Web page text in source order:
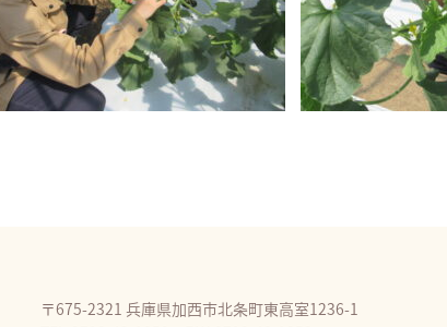
〒675-2321 兵庫県加西市北条町東高室1236-1